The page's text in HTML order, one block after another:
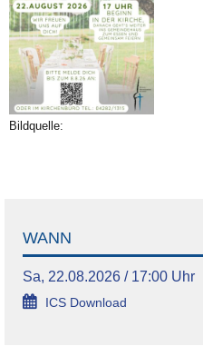
Bildquelle:
WANN
Sa, 22.08.2026 / 17:00 Uhr
ICS Download